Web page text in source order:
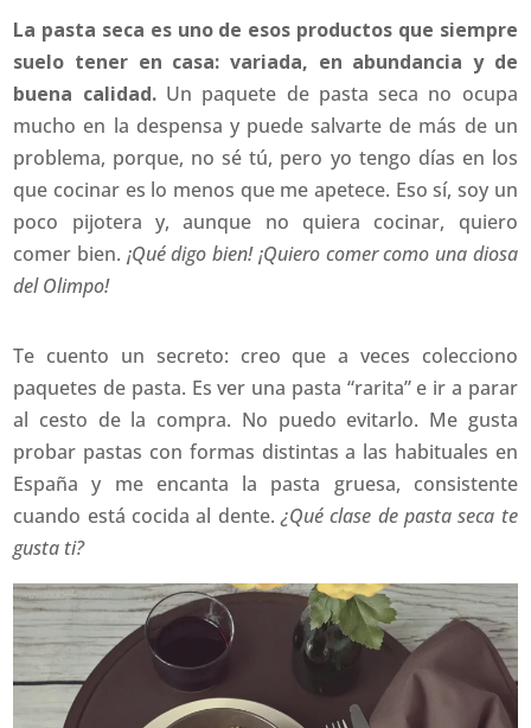
La pasta seca es uno de esos productos que siempre
suelo tener en casa: variada, en abundancia y de
buena calidad.Un paquete de pasta seca no ocupa
mucho en la despensa y puede salvarte de más de un
problema, porque, no sé tú, pero yo tengo días en los
que cocinar es lo menos que me apetece. Eso sí, soy un
poco pijotera y, aunque no quiera cocinar, quiero
comer bien. ¡Qué digo bien! ¡Quiero comer como una diosa
del Olimpo!
Te cuento un secreto: creo que a veces colecciono
paquetes de pasta. Es ver una pasta “rarita” e ir a parar
al cesto de la compra. No puedo evitarlo. Me gusta
probar pastas con formas distintas a las habituales en
España y me encanta la pasta gruesa, consistente
cuando está cocida al dente. ¿Qué clase de pasta seca te
gusta ti?